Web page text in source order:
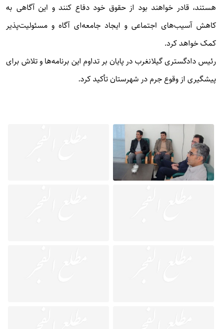
هستند، قادر خواهند بود از حقوق خود دفاع کنند و این آگاهی به
کاهش آسیب‌های اجتماعی و ایجاد جامعه‌ای آگاه و مسئولیت‌پذیر
کمک خواهد کرد.
رئیس دادگستری گیلانغرب در پایان بر تداوم این برنامه‌ها و تلاش برای
پیشگیری از وقوع جرم در شهرستان تأکید کرد.